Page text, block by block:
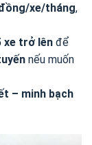
xe/tháng,
xe trở lên để
nếu muốn
– minh bạch